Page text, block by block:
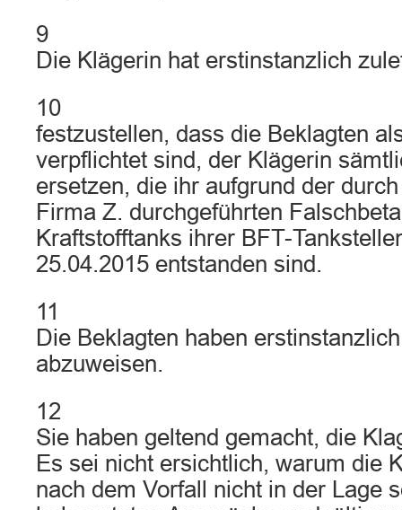
9
Die Klägerin hat erstinstanzlich
10
festzustellen, dass die Beklagten
verpflichtet sind, der Klägerin
ersetzen, die ihr aufgrund der
Firma Z. durchgeführten
Kraftstofftanks ihrer BFT-
25.04.2015 entstanden sind.
11
Die Beklagten haben
abzuweisen.
12
Sie haben geltend gemacht, die
Es sei nicht ersichtlich, warum die
nach dem Vorfall nicht in der Lage